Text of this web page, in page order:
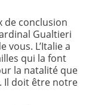
de conclusion
Gualtieri
vous. L’Italie a
qui la font
la natalité que
Il doit être notre